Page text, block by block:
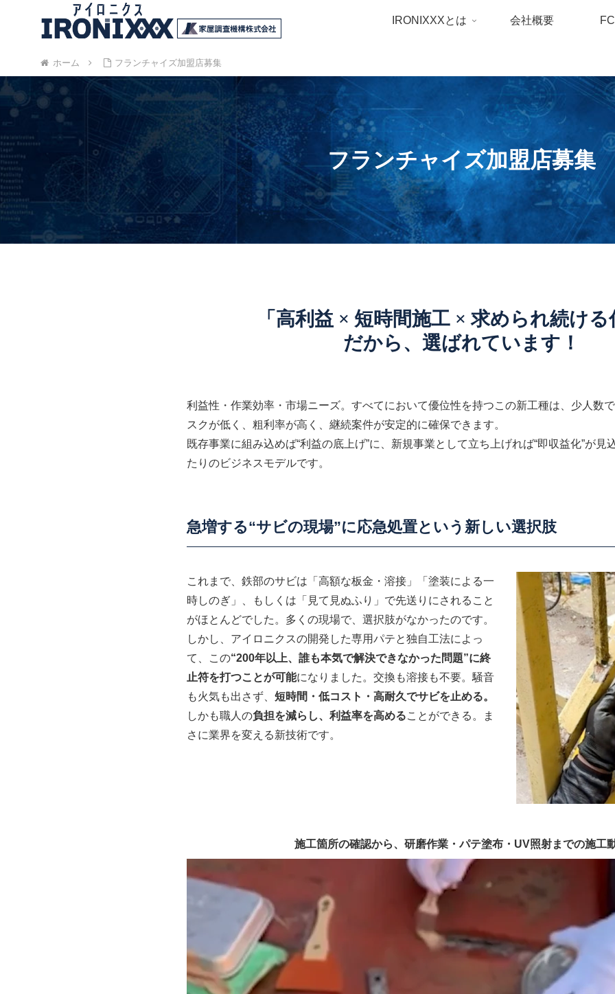
IRONIXXXとは 会社概要
ホーム フランチャイズ加盟店募集
フランチャイズ加盟店募集
「高利益 × 短時間施工 × 求められ続ける
だから、選ばれています！
利益性・作業効率・市場ニーズ。すべてにおいて優位性を持つこの新工種は、少人数
スクが低く、粗利率が高く、継続案件が安定的に確保できます。
既存事業に組み込めば“利益の底上げ”に、新規事業として立ち上げれば“即収益化”が見
たりのビジネスモデルです。
急増する“サビの現場”に応急処置という新しい選択肢
これまで、鉄部のサビは「高額な板金・溶接」「塗装による一
時しのぎ」、もしくは「見て見ぬふり」で先送りにされること
がほとんどでした。多くの現場で、選択肢がなかったのです。
しかし、アイロニクスの開発した専用パテと独自工法によっ
て、この“200年以上、誰も本気で解決できなかった問題”に終
止符を打つことが可能になりました。交換も溶接も不要。騒音
も火気も出さず、 短時間・低コスト・高耐久でサビを止める。
しかも職人の負担を減らし、利益率を高めることができる。ま
さに業界を変える新技術です。
施工箇所の確認から、研磨作業・パテ塗布・UV照射までの施工